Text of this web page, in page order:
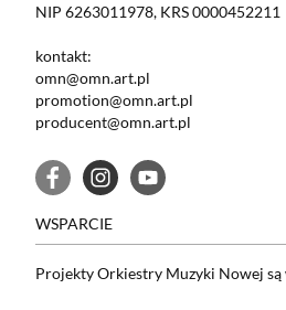
NIP 6263011978, KRS 0000452211
kontakt:
omn@omn.art.pl
promotion@omn.art.pl
producent@omn.art.pl
WSPARCIE
Projekty Orkiestry Muzyki Nowej są